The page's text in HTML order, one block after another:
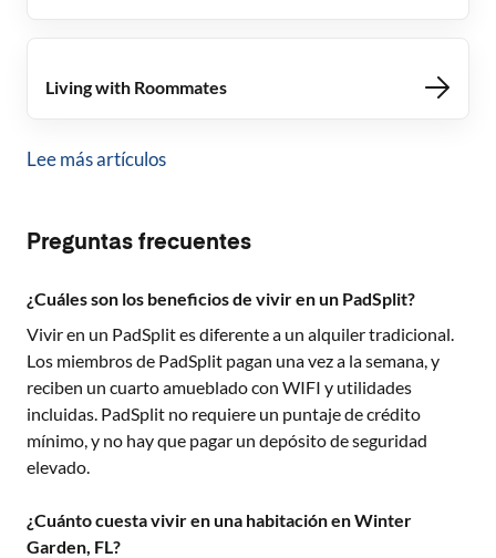
Living with Roommates
Lee más artículos
Preguntas frecuentes
¿Cuáles son los beneficios de vivir en un PadSplit?
Vivir en un PadSplit es diferente a un alquiler tradicional.
Los miembros de PadSplit pagan una vez a la semana, y
reciben un cuarto amueblado con WIFI y utilidades
incluidas. PadSplit no requiere un puntaje de crédito
mínimo, y no hay que pagar un depósito de seguridad
elevado.
¿Cuánto cuesta vivir en una habitación en Winter
Garden, FL?